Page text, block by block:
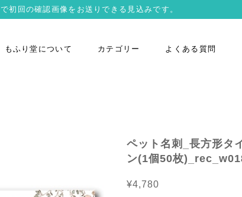
初回の確認画像をお送りできる見込みです。
もふり堂について カテゴリー よくある質問
ペット名刺_長方形タ
ン(1個50枚
¥4,780